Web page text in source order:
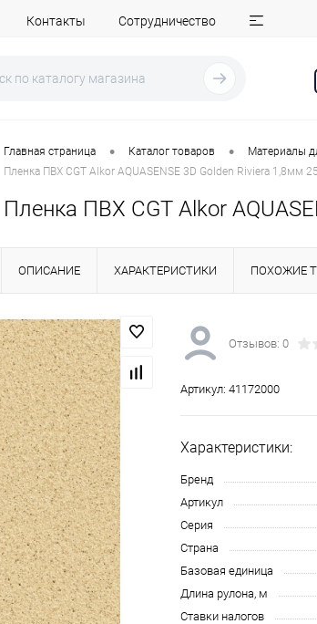
Контакты Сотрудничество
Главная страница • Каталог товаров • Материалы
Пленка ПВХ CGT Alkor AQUASENSE 3D Golden Riviera 1,8мм
Пленка ПВХ CGT Alkor
ОПИСАНИЕ ХАРАКТЕРИСТИКИ ПОХОЖИЕ
Отзывов: 0
Артикул: 41172000
Характеристики:
Бренд
Артикул
Серия
Страна
Базовая единица
Длина рулона, м
Ставки налогов